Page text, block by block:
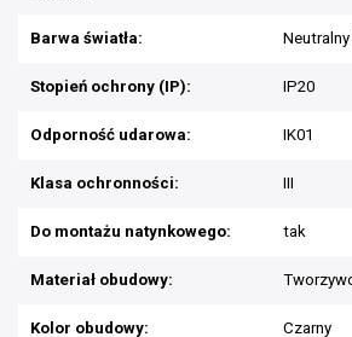
Barwa światła: Neutralny
Stopień ochrony (IP): IP20
Odporność udarowa: IK01
Klasa ochronności: III
Do montażu natynkowego: tak
Materiał obudowy:
Kolor obudowy: Czarny